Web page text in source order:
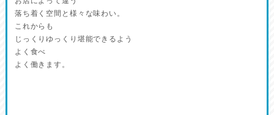
落ち着く空間と様々な味わい。
これからも
じっくりゆっくり堪能できるよう
よく食べ
よく働きます。